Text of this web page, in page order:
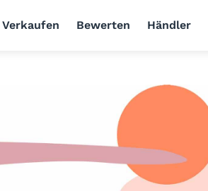
Verkaufen Bewerten Händler